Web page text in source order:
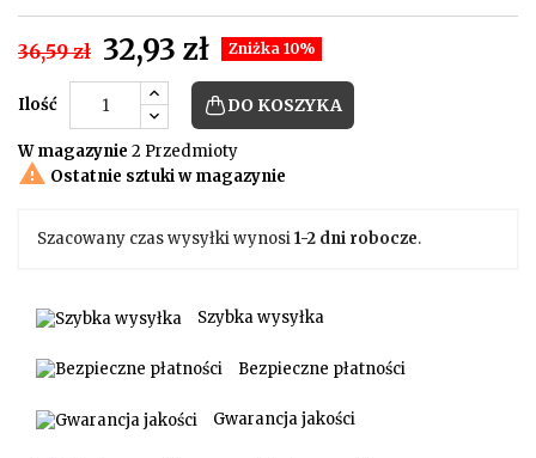
36,59 zł 32,93 zł Zniżka 10%
Ilość DO KOSZYKA
W magazynie 2 Przedmioty
 Ostatnie sztuki w magazynie
Szacowany czas wysyłki wynosi1-2 dni robocze.
Szybka wysyłka
Bezpieczne płatności
Gwarancja jakości